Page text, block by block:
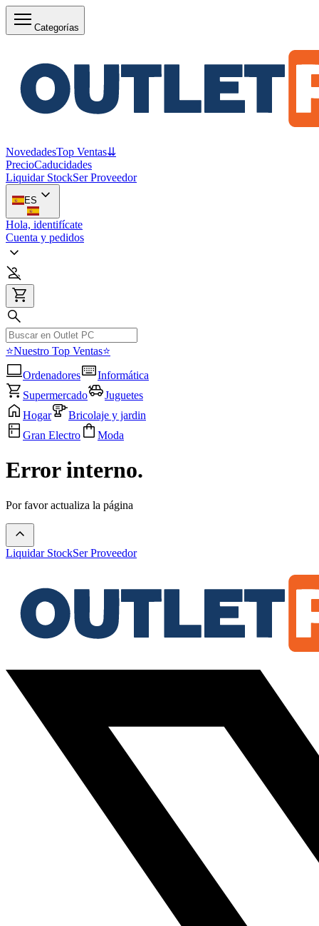
Categorías
NovedadesTop Ventas⇊
PrecioCaducidades
Liquidar StockSer Proveedor
ES
Hola, identifícate
Cuenta y pedidos
⭐Nuestro Top Ventas⭐
Ordenadores
Informática
Supermercado
Juguetes
Hogar
Bricolaje y jardin
Gran Electro
Moda
Error interno.
Por favor actualiza la página
Liquidar StockSer Proveedor